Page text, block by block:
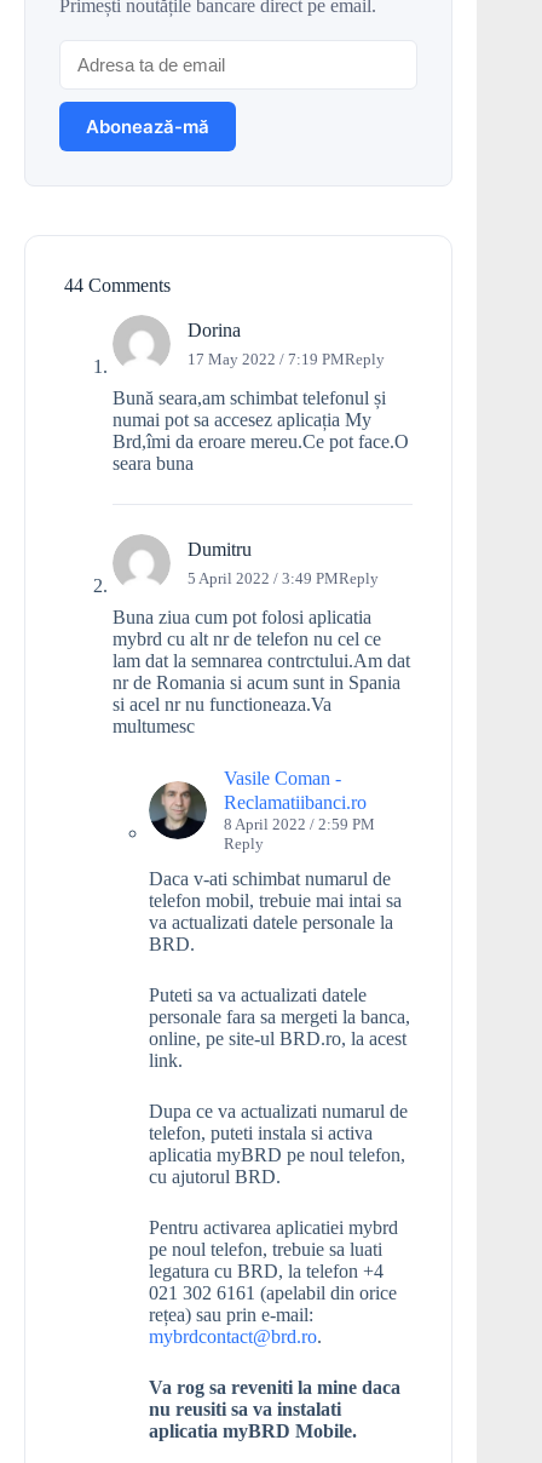
Primești noutățile bancare direct pe email.
44 Comments
Dorina
17 May 2022 / 7:19 PMReply
Bună seara,am schimbat telefonul și
numai pot sa accesez aplicația My
Brd,îmi da eroare mereu.Ce pot face.O
seara buna
Dumitru
5 April 2022 / 3:49 PMReply
Buna ziua cum pot folosi aplicatia
mybrd cu alt nr de telefon nu cel ce
lam dat la semnarea contrctului.Am dat
nr de Romania si acum sunt in Spania
si acel nr nu functioneaza.Va
multumesc
Vasile Coman -
Reclamatiibanci.ro
8 April 2022 / 2:59 PM
Reply
Daca v-ati schimbat numarul de
telefon mobil, trebuie mai intai sa
va actualizati datele personale la
BRD.
Puteti sa va actualizati datele
personale fara sa mergeti la banca,
online, pe site-ul BRD.ro, la acest
link.
Dupa ce va actualizati numarul de
telefon, puteti instala si activa
aplicatia myBRD pe noul telefon,
cu ajutorul BRD.
Pentru activarea aplicatiei mybrd
pe noul telefon, trebuie sa luati
legatura cu BRD, la telefon +4
021 302 6161 (apelabil din orice
rețea) sau prin e-mail:
mybrdcontact@brd.ro.
Va rog sa reveniti la mine daca
nu reusiti sa va instalati
aplicatia myBRD Mobile.